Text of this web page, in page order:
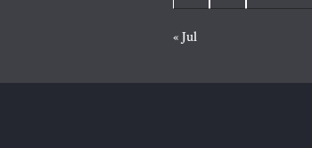
« Jul